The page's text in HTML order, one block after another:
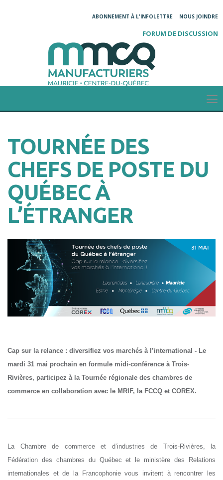
ABONNEMENT À L'INFOLETTRE NOUS JOINDRE
FORUM DE DISCUSSION
TOURNÉE DES
CHEFS DE POSTE DU
QUÉBEC À
L’ÉTRANGER
Cap sur la relance : diversifiez vos marchés à l’international - Le
mardi 31 mai prochain en formule midi-conférence à Trois-
Rivières, participez à la Tournée régionale des chambres de
commerce en collaboration avec le MRIF, la FCCQ et COREX.
La Chambre de commerce et d’industries de Trois-Rivières, la
Fédération des chambres du Québec et le ministère des Relations
internationales et de la Francophonie vous invitent à rencontrer les